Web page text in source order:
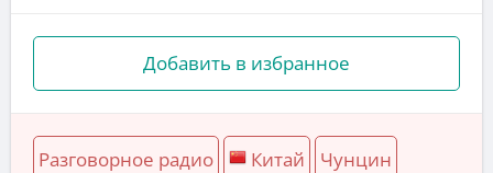
Добавить в избранное
Разговорное радио Китай Чунцин